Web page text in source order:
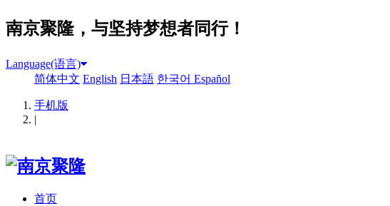
南京聚隆，与坚持梦想者同行！
Language(语言)
简体中文 English 日本語 한국어 Español
手机版
|
首页